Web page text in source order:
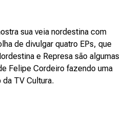
sua veia nordestina com
de divulgar quatro EPs, que
e Represa são algumas
Felipe Cordeiro fazendo uma
TV Cultura.